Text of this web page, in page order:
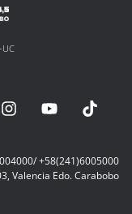
UC
+58(241)6005000
Valencia Edo. Carabobo